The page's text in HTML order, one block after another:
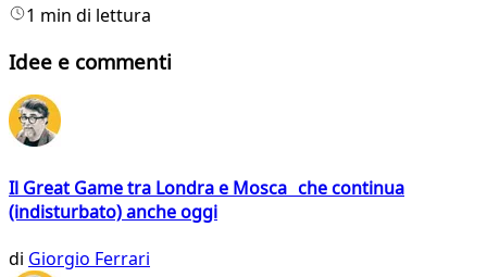
1 min di lettura
Idee e commenti
Il Great Game tra Londra e Mosca che continua
(indisturbato) anche oggi
di Giorgio Ferrari